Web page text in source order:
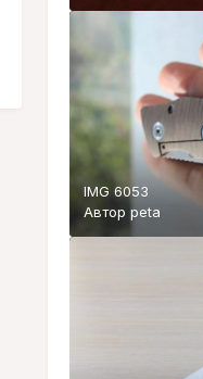
IMG 6053
Автор peta